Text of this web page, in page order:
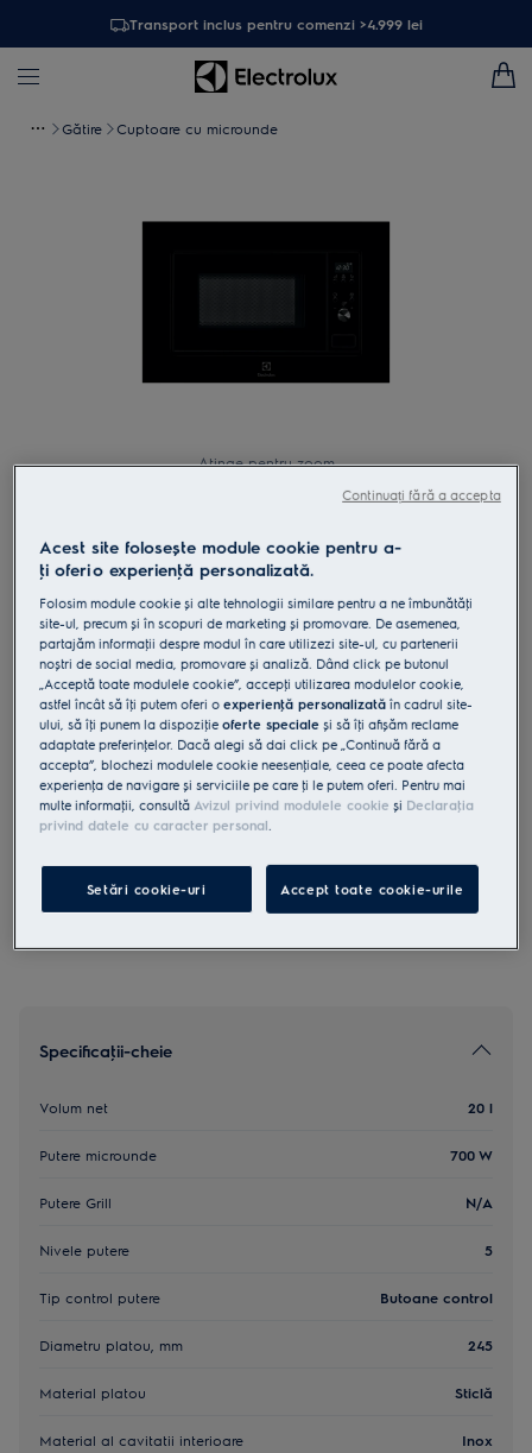
Transport inclus pentru comenzi >4.999 lei
Gătire Cuptoare cu microunde
Atinge pentru zoom
LMS2203EMK
Cuptor cu microunde incorporabil
700 W 20 l
4.9 (1351)
Beneficii
Poti gati, reincalzi sau decongela in cuptorul cu microunde 300.
Functia noastra cu microunde iti ofera posibilitatea de a gati,
reincalzi sau decongela alimentele.
Decongeleaza rapid si eficient alimentele cu functia de decongelare.
Instrucţiunile de siguranţă și avertismentele de siguranţă
capitolele 1 și 2 din manualul de utilizare. Pentru utilizarea în
siguranţă a produsului, citește manualul de utilizare complet.
Specificaţii-cheie
Volum net 20 l
Putere microunde 700 W
Putere Grill N/A
Nivele putere 5
Tip control putere Butoane control
Diametru platou, mm 245
Material platou Sticlă
Material al cavitatii interioare Inox
Acest site folosește module cookie pentru a-
ţi oferi o experienţă personalizată.
Folosim module cookie și alte tehnologii similare pentru a ne îmbunătăţi
site-ul, precum și în scopuri de marketing și promovare. De asemenea,
partajăm informaţii despre modul în care utilizezi site-ul, cu partenerii
noștri de social media, promovare și analiză. Dând click pe butonul
„Acceptă toate modulele cookie”, accepţi utilizarea modulelor cookie,
astfel încât să îţi putem oferi oexperienţă personalizată în cadrul site-
ului, să îţi punem la dispoziţieoferte speciale și să îţi afișăm reclame
adaptate preferinţelor. Dacă alegi să dai click pe „Continuă fără a
accepta”, blochezi modulele cookie neesenţiale, ceea ce poate afecta
experienţa de navigare și serviciile pe care ţi le putem oferi. Pentru mai
multe informaţii, consultă Avizul privind modulele cookie și Declaraţia
privind datele cu caracter personal.
Setări cookie-uri Accept toate cookie-urile
Continuați fără a accepta